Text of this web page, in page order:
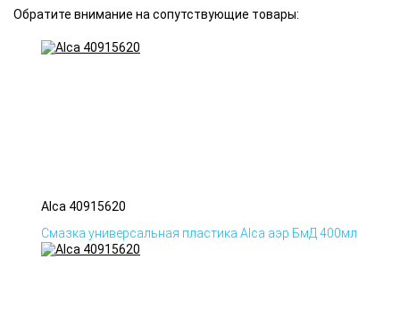
Обратите внимание на сопутствующие товары:
Alca 40915620
Смазка универсальная пластика Alca аэр БмД 400мл